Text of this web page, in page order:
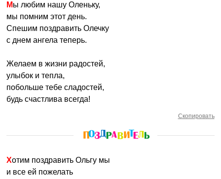
Мы любим нашу Оленьку,
мы помним этот день.
Спешим поздравить Олечку
с днем ангела теперь.
Желаем в жизни радостей,
улыбок и тепла,
побольше тебе сладостей,
будь счастлива всегда!
Скопировать
Хотим поздравить Ольгу мы
и все ей пожелать